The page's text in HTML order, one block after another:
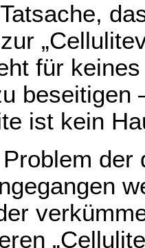
für
beseitigen
ist kein
der